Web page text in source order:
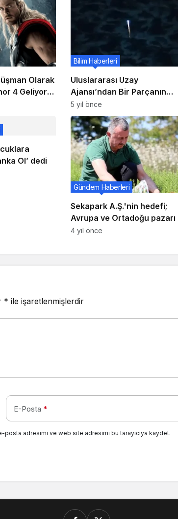
Olarak
4 Geliyor:
Uluslararası Uzay
Ajansı’ndan Bir Parçanın
Yanarak Atmosfere Girdiği
Anı Gösteren Video
Bilim Haberleri
5 yıl önce
Ol’ dedi
Sekapark A.Ş.'nin hedefi;
Avrupa ve Ortadoğu pazarı
Gündem Haberleri
4 yıl önce
* ile işaretlenmişlerdir
E-Posta *
posta adresimi ve web site adresimi bu tarayıcıya kaydet.